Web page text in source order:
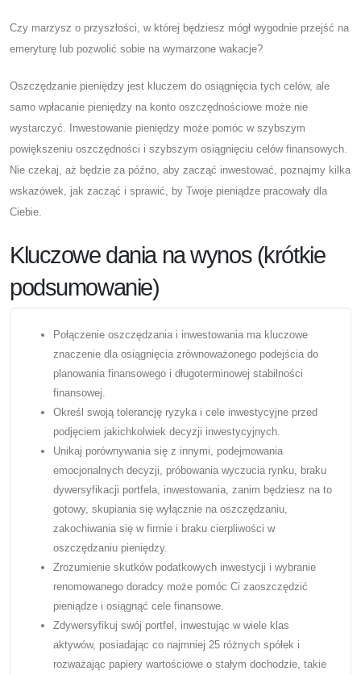
Czy marzysz o przyszłości, w której będziesz mógł wygodnie przejść na
emeryturę lub pozwolić sobie na wymarzone wakacje?
Oszczędzanie pieniędzy jest kluczem do osiągnięcia tych celów, ale
samo wpłacanie pieniędzy na konto oszczędnościowe może nie
wystarczyć. Inwestowanie pieniędzy może pomóc w szybszym
powiększeniu oszczędności i szybszym osiągnięciu celów finansowych.
Nie czekaj, aż będzie za późno, aby zacząć inwestować, poznajmy kilka
wskazówek, jak zacząć i sprawić, by Twoje pieniądze pracowały dla
Ciebie.
Kluczowe dania na wynos (krótkie
podsumowanie)
Połączenie oszczędzania i inwestowania ma kluczowe
znaczenie dla osiągnięcia zrównoważonego podejścia do
planowania finansowego i długoterminowej stabilności
finansowej.
Określ swoją tolerancję ryzyka i cele inwestycyjne przed
podjęciem jakichkolwiek decyzji inwestycyjnych.
Unikaj porównywania się z innymi, podejmowania
emocjonalnych decyzji, próbowania wyczucia rynku, braku
dywersyfikacji portfela, inwestowania, zanim będziesz na to
gotowy, skupiania się wyłącznie na oszczędzaniu,
zakochiwania się w firmie i braku cierpliwości w
oszczędzaniu pieniędzy.
Zrozumienie skutków podatkowych inwestycji i wybranie
renomowanego doradcy może pomóc Ci zaoszczędzić
pieniądze i osiągnąć cele finansowe.
Zdywersyfikuj swój portfel, inwestując w wiele klas
aktywów, posiadając co najmniej 25 różnych spółek i
rozważając papiery wartościowe o stałym dochodzie, takie